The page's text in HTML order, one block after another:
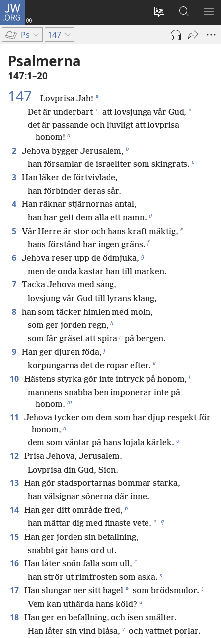
JW.ORG
Ändra
webbplatsens
språk
Logga
(öppnar
Sök
på
jw.org
Ps 147
Psalmerna
147:1–20
147 Lovprisa Jah! *
Det är underbart * att lovsjunga vår Gud, *
det är passande och ljuvligt att lovprisa
honom! a
2 Jehova bygger Jerusalem, b
han församlar de israeliter som skingrats. c
3 Han läker de förtvivlade,
han förbinder deras sår.
4 Han räknar stjärnornas antal,
han har gett dem alla ett namn. d
5 Vår Herre är stor och hans kraft mäktig, e
hans förstånd har ingen gräns. f
6 Jehova reser upp de ödmjuka, g
men de onda kastar han till marken.
7 Tacka Jehova med sång,
lovsjung vår Gud till lyrans klang,
8 han som täcker himlen med moln,
som ger jorden regn, h
som får gräset att spira i på bergen.
9 Han ger djuren föda, j
korpungarna det de ropar efter. k
10 Hästens styrka gör inte intryck på honom, l
mannens snabba ben imponerar inte på
honom. m
11
Jehova tycker om dem som har djup respekt för
honom, n
dem som väntar på hans lojala kärlek. o
12 Prisa Jehova, Jerusalem.
Lovprisa din Gud, Sion.
13 Han gör stadsportarnas bommar starka,
han välsignar sönerna där inne.
14 Han ger ditt område fred, p
han mättar dig med finaste vete. * q
15 Han ger jorden sin befallning,
snabbt går hans ord ut.
16 Han låter snön falla som ull, r
han strör ut rimfrosten som aska. s
17 Han slungar ner sitt hagel * som brödsmulor. t
Vem kan uthärda hans köld? u
18 Han ger en befallning, och isen smälter.
Han låter sin vind blåsa, v och vattnet porlar.